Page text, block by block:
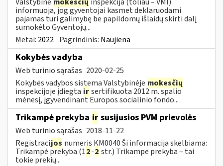
informuoja, jog gyventojai kasmet deklaruodami
pajamas turi galimybę be papildomų išlaidų skirti dalį
sumokėto Gyventojų...
Metai: 2022 Pagrindinis: Naujiena
Kokybės vadyba
Web turinio sąrašas 2020-02-25
Kokybės vadybos sistema Valstybinėje mokesčių
inspekcijoje įdiegta irsertifikuota 2012 m. spalio
mėnesį, įgyvendinant Europos socialinio fondo...
Trikampė prekyba ir susijusios PVM prievolės
Web turinio sąrašas 2018-11-22
Registracijos numeris KM0040 Ši informacija skelbiama:
Trikampė prekyba (12-2 str.) Trikampė prekyba – tai
tokie prekių...